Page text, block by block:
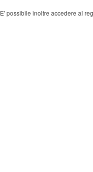
E' possibile inoltre accedere al